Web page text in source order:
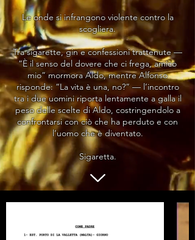
Le onde si infrangono violente contro la
scogliera.
Tra sigarette, gin e confessioni trattenute —
“È il senso del dovere che ci frega, amico
mio” mormora Aldo, mentre Alfonso
risponde: “La vita è una, no?” — l’incontro
tra i due uomini riporta lentamente a galla il
peso delle scelte di Aldo, costringendolo a
confrontarsi con ciò che ha perduto e con
l’uomo che è diventato.
Sigaretta.